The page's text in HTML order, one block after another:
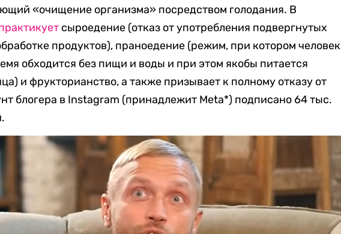
«очищение организма» посредством голодания. В
сыроедение (отказ от употребления подвергнутых
продуктов), праноедение (режим, при котором человек
обходится без пищи и воды и при этом якобы питается
и фрукторианство, а также призывает к полному отказу от
блогера в Instagram (принадлежит Meta*) подписано 64 тыс.